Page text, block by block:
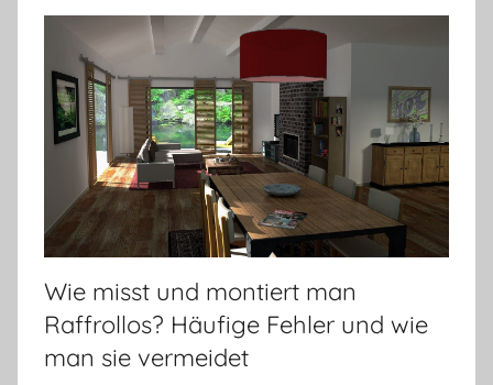
Wie misst und montiert man
Raffrollos? Häufige Fehler und wie
man sie vermeidet